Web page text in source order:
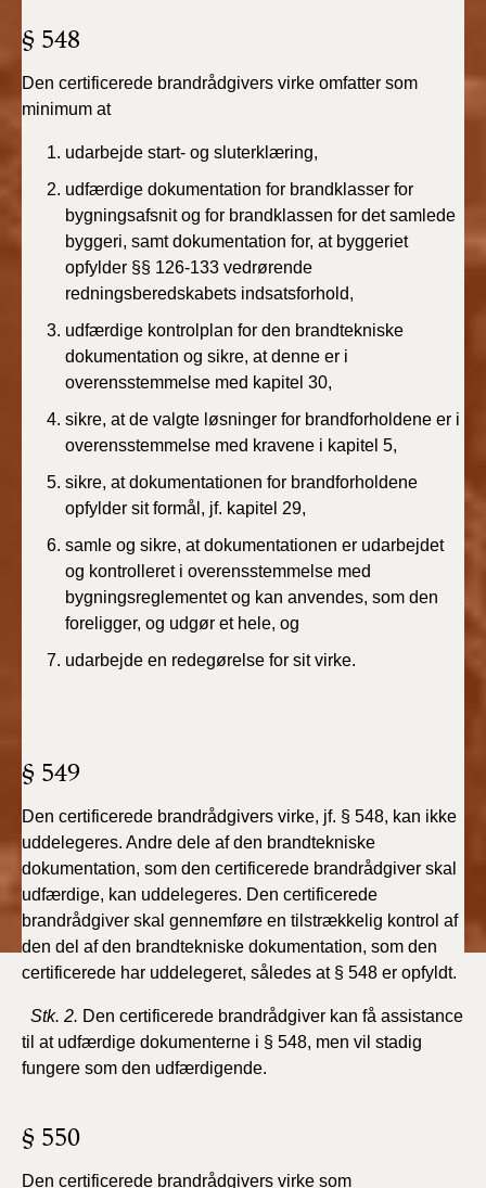
2020)
BR18 (10/3-30/6
2020)
BR18 (4/7-31/12
2019)
BR18 (1/1-4/7 2019)
BR18 (1/7-31/12
2018)
BR18 (1/1-30/6
BR15 (2015-2018)
Tidligere BR (1961-
2010)
§ 548
Den certificerede brandrådgivers virke omfatter som
minimum at
udarbejde start- og sluterklæring,
udfærdige dokumentation for brandklasser for
bygningsafsnit og for brandklassen for det samlede
byggeri, samt dokumentation for, at byggeriet
opfylder §§ 126-133 vedrørende
redningsberedskabets indsatsforhold,
udfærdige kontrolplan for den brandtekniske
dokumentation og sikre, at denne er i
overensstemmelse med kapitel 30,
sikre, at de valgte løsninger for brandforholdene er i
overensstemmelse med kravene i kapitel 5,
sikre, at dokumentationen for brandforholdene
opfylder sit formål, jf. kapitel 29,
samle og sikre, at dokumentationen er udarbejdet
og kontrolleret i overensstemmelse med
bygningsreglementet og kan anvendes, som den
foreligger, og udgør et hele, og
udarbejde en redegørelse for sit virke.
§ 549
Den certificerede brandrådgivers virke, jf. § 548, kan ikke
uddelegeres. Andre dele af den brandtekniske
dokumentation, som den certificerede brandrådgiver skal
udfærdige, kan uddelegeres. Den certificerede
brandrådgiver skal gennemføre en tilstrækkelig kontrol af
den del af den brandtekniske dokumentation, som den
certificerede har uddelegeret, således at § 548 er opfyldt.
Stk. 2. Den certificerede brandrådgiver kan få assistance
til at udfærdige dokumenterne i § 548, men vil stadig
fungere som den udfærdigende.
§ 550
Den certificerede brandrådgivers virke som